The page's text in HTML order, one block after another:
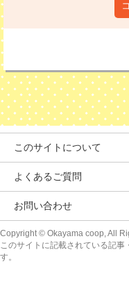
このサイトについて
よくあるご質問
お問い合わせ
Copyright© Okayama coop, All
このサイトに記載されている記事
す。